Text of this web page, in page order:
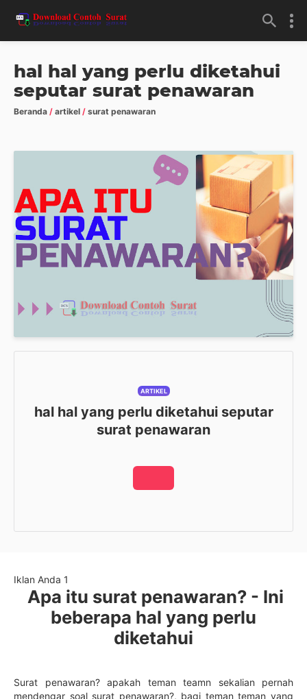
hal hal yang perlu diketahui
seputar surat penawaran
Beranda / artikel / surat penawaran
ARTIKEL
hal hal yang perlu diketahui seputar
surat penawaran
Iklan Anda 1
Apa itu surat penawaran? - Ini
beberapa hal yang perlu
diketahui
Surat penawaran? apakah teman teamn sekalian pernah
mendengar soal surat penawaran?, bagi teman teman yang